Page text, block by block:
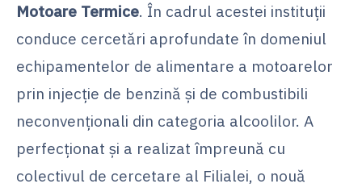
Motoare Termice. În cadrul acestei instituţii
conduce cercetări aprofundate în domeniul
echipamentelor de alimentare a motoarelor
prin injecţie de benzină şi de combustibili
neconvenţionali din categoria alcoolilor. A
perfecţionat şi a realizat împreună cu
colectivul de cercetare al Filialei, o nouă